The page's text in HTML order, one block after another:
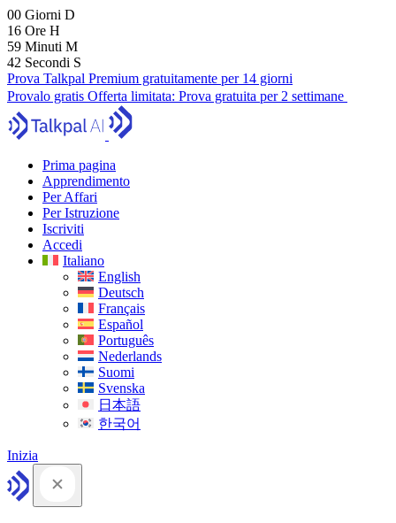
00 Giorni D
16 Ore H
59 Minuti M
40 Secondi S
Prova Talkpal Premium gratuitamente per 14 giorni
Provalo gratis Offerta limitata: Prova gratuita per 2 settimane
Prima pagina
Apprendimento
Per Affari
Per Istruzione
Iscriviti
Accedi
Italiano
English
Deutsch
Français
Español
Português
Nederlands
Suomi
Svenska
日本語
한국어
Inizia